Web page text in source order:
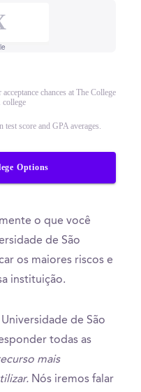
chances at The College
college
test score and GPA averages.
Options
o que você
de São
os maiores riscos e
instituição.
de São
todas as
mais
Nós iremos falar